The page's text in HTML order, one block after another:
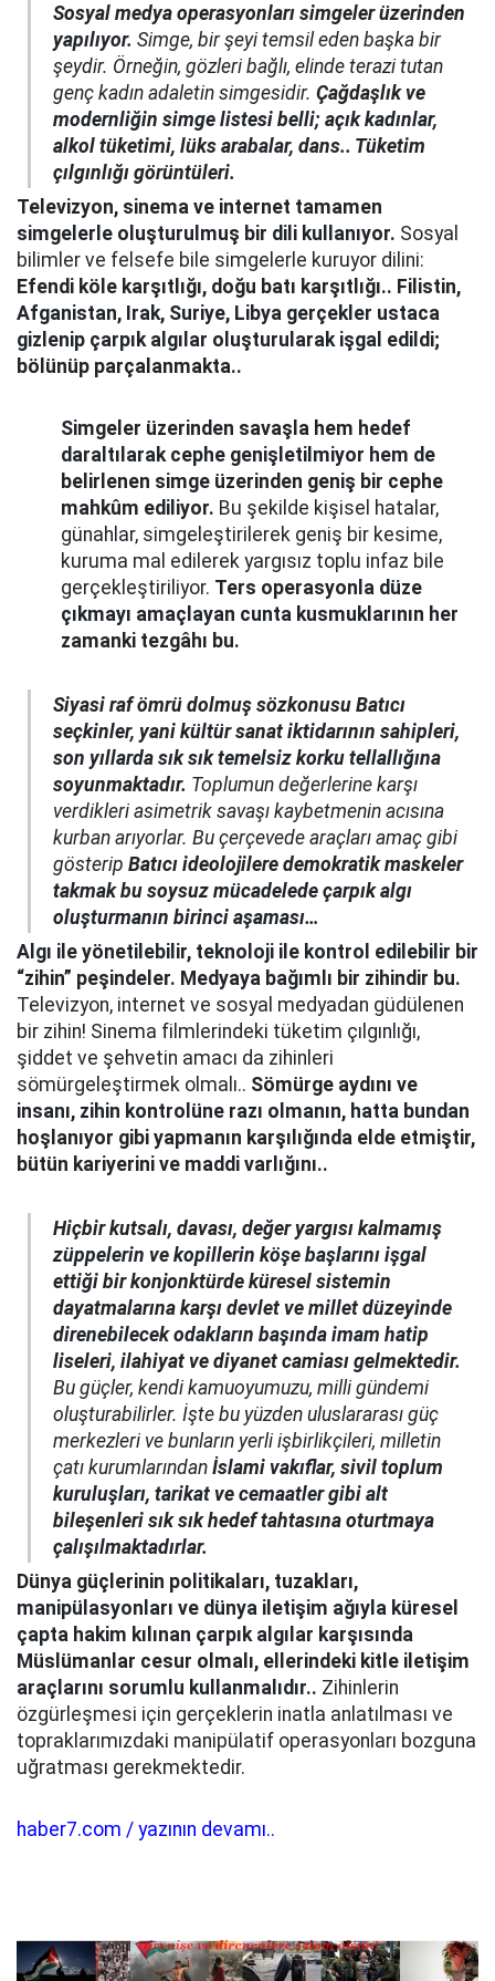
Sosyal medya operasyonları simgeler üzerinden
yapılıyor. Simge, bir şeyi temsil eden başka bir
şeydir. Örneğin, gözleri bağlı, elinde terazi tutan
genç kadın adaletin simgesidir. Çağdaşlık ve
modernliğin simge listesi belli; açık kadınlar,
alkol tüketimi, lüks arabalar, dans.. Tüketim
çılgınlığı görüntüleri.
Televizyon, sinema ve internet tamamen
simgelerle oluşturulmuş bir dili kullanıyor. Sosyal
bilimler ve felsefe bile simgelerle kuruyor dilini:
Efendi köle karşıtlığı, doğu batı karşıtlığı.. Filistin,
Afganistan, Irak, Suriye, Libya gerçekler ustaca
gizlenip çarpık algılar oluşturularak işgal edildi;
bölünüp parçalanmakta..
Simgeler üzerinden savaşla hem hedef
daraltılarak cephe genişletilmiyor hem de
belirlenen simge üzerinden geniş bir cephe
mahkûm ediliyor. Bu şekilde kişisel hatalar,
günahlar, simgeleştirilerek geniş bir kesime,
kuruma mal edilerek yargısız toplu infaz bile
gerçekleştiriliyor. Ters operasyonla düze
çıkmayı amaçlayan cunta kusmuklarının her
zamanki tezgâhı bu.
Siyasi raf ömrü dolmuş sözkonusu Batıcı
seçkinler, yani kültür sanat iktidarının sahipleri,
son yıllarda sık sık temelsiz korku tellallığına
soyunmaktadır. Toplumun değerlerine karşı
verdikleri asimetrik savaşı kaybetmenin acısına
kurban arıyorlar. Bu çerçevede araçları amaç gibi
gösterip Batıcı ideolojilere demokratik maskeler
takmak bu soysuz mücadelede çarpık algı
oluşturmanın birinci aşaması…
Algı ile yönetilebilir, teknoloji ile kontrol edilebilir bir
“zihin” peşindeler. Medyaya bağımlı bir zihindir bu.
Televizyon, internet ve sosyal medyadan güdülenen
bir zihin! Sinema filmlerindeki tüketim çılgınlığı,
şiddet ve şehvetin amacı da zihinleri
sömürgeleştirmek olmalı.. Sömürge aydını ve
insanı, zihin kontrolüne razı olmanın, hatta bundan
hoşlanıyor gibi yapmanın karşılığında elde etmiştir,
bütün kariyerini ve maddi varlığını..
Hiçbir kutsalı, davası, değer yargısı kalmamış
züppelerin ve kopillerin köşe başlarını işgal
ettiği bir konjonktürde küresel sistemin
dayatmalarına karşı devlet ve millet düzeyinde
direnebilecek odakların başında imam hatip
liseleri, ilahiyat ve diyanet camiası gelmektedir.
Bu güçler, kendi kamuoyumuzu, milli gündemi
oluşturabilirler. İşte bu yüzden uluslararası güç
merkezleri ve bunların yerli işbirlikçileri, milletin
çatı kurumlarından İslami vakıflar, sivil toplum
kuruluşları, tarikat ve cemaatler gibi alt
bileşenleri sık sık hedef tahtasına oturtmaya
çalışılmaktadırlar.
Dünya güçlerinin politikaları, tuzakları,
manipülasyonları ve dünya iletişim ağıyla küresel
çapta hakim kılınan çarpık algılar karşısında
Müslümanlar cesur olmalı, ellerindeki kitle iletişim
araçlarını sorumlu kullanmalıdır.. Zihinlerin
özgürleşmesi için gerçeklerin inatla anlatılması ve
topraklarımızdaki manipülatif operasyonları bozguna
uğratması gerekmektedir.
haber7.com / yazının devamı..